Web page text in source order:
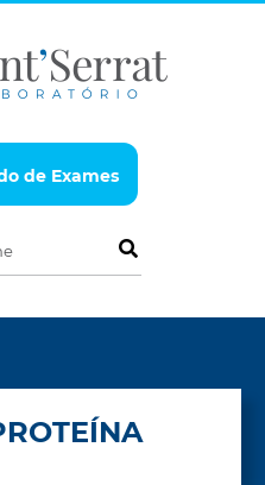
de Exames
Pesquise por exame